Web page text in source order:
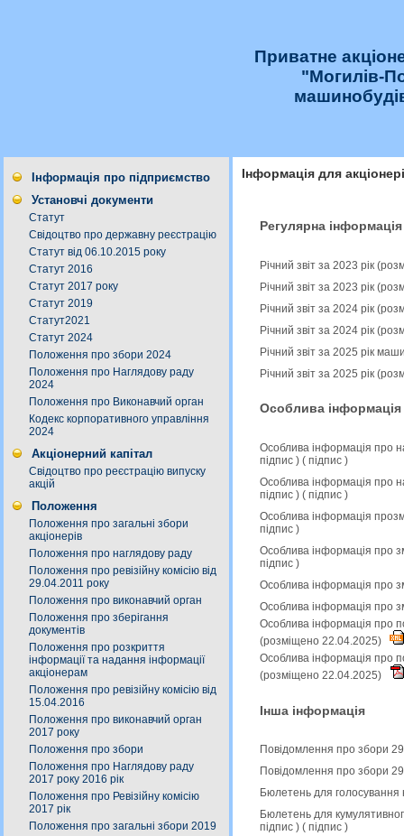
Приватне
"Могилів-
Інформація про підприємство
Установчі документи
Статут
Свідоцтво про державну реєстрацію
Статут від 06.10.2015 року
Статут 2016
Статут 2017 року
Статут 2019
Статут2021
Статут 2024
Положення про збори 2024
Положення про Наглядову раду
2024
Положення про Виконавчий орган
Кодекс корпоративного управління
2024
Акціонерний капітал
Свідоцтво про реєстрацію випуску
акцій
Положення
Положення про загальні збори
акціонерів
Положення про наглядову раду
Положення про ревізійну комісію від
29.04.2011 року
Положення про виконавчий орган
Положення про зберігання
документів
Положення про розкриття
інформації та надання інформації
акціонерам
Положення про ревізійну комісію від
15.04.2016
Положення про виконавчий орган
2017 року
Положення про збори
Положення про Наглядову раду
2017 року 2016 рік
Положення про Ревізійну комісію
2017 рік
Положення про загальні збори 2019
Інформація для
Регулярна інформація
Річний звіт за 2023 рік
Річний звіт за 2023 рік
Річний звіт за 2024 рік
Річний звіт за 2024 рік
Річний звіт за 2025 рік
Річний звіт за 2025 рік
Особлива інформація
Особлива інформація про
підпис ) ( підпис )
Особлива інформація про
підпис ) ( підпис )
Особлива інформація
підпис )
Особлива інформація про
підпис )
Особлива інформація про
Особлива інформація про
Особлива інформація про
(розміщено 22.04.2025)
Особлива інформація про
(розміщено 22.04.2025)
Інша інформація
Повідомлення про збори
Повідомлення про збори
Бюлетень для
Бюлетень для
підпис ) ( підпис )